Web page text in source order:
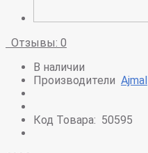
Отзывы: 0
В наличии
Производители Ajmal
Код Товара: 50595